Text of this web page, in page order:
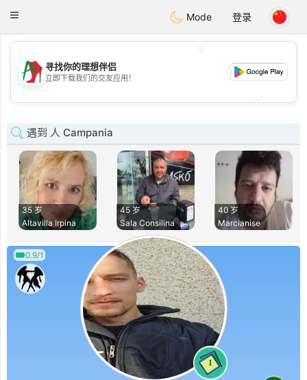
AmamiOra
Toggle
Mode 登录
💖
💕
寻找你的理想伴侣
立即下载我们的交友应用！
遇到 人 Campania
35 岁
Altavilla Irpina
45 岁
Sala Consilina
40 岁
Marcianise
0.9/1
1